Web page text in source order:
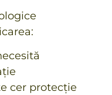
cer protecție